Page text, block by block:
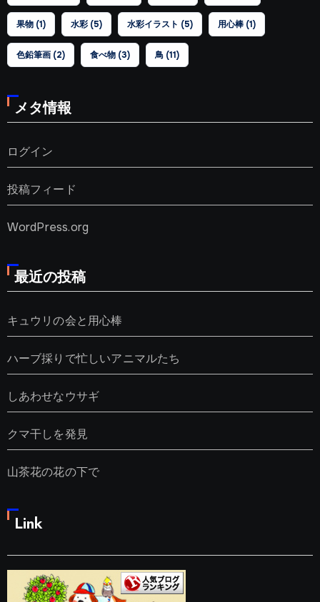
果物(1) 水彩(5) 水彩イラスト (5) 用心棒(1)
色鉛筆画(2) 食べ物(3) 鳥(11)
メタ情報
ログイン
投稿フィード
WordPress.org
最近の投稿
キュウリの会と用心棒
ハーブ採りで忙しいアニマルたち
しあわせなウサギ
クマ干しを発見
山茶花の花の下で
Link